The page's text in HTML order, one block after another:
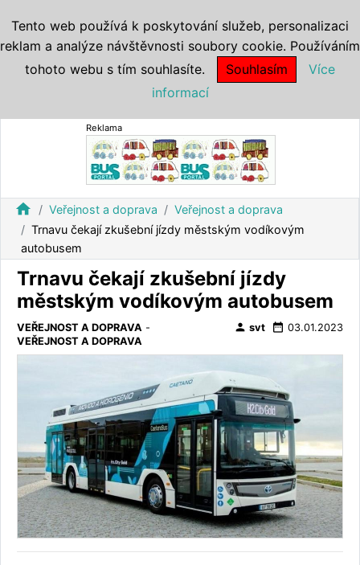
Reklama
home Veřejnost a doprava
Veřejnost a doprava
Trnavu čekají zkušební jízdy městským vodíkovým
autobusem
Trnavu čekají zkušební jízdy
městským vodíkovým autobusem
VEŘEJNOST A DOPRAVA -
VEŘEJNOST A DOPRAVA
person svt date_range 03.01.2023
Tento web používá k poskytování služeb, personalizaci
reklam a analýze návštěvnosti soubory cookie. Používáním
tohoto webu s tím souhlasíte.
Souhlasím
Více
informací